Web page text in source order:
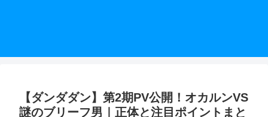
【ダンダダン】第2期PV公開！オカルンVS
謎のブリーフ男｜正体と注目ポイントまと